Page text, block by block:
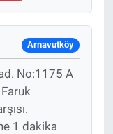
Arnavutköy
No:1175 A
1 dakika